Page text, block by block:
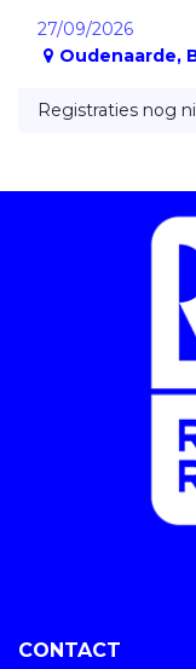
27/09/2026
Oudenaarde,
Registraties nog
CONTACT